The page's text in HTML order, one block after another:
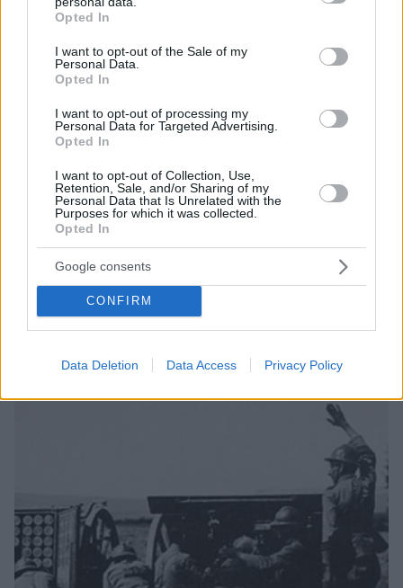
grant or deny consent to Google and its third-party tags to
use your data for below specified purposes in below Google
consent section.
Opted In
I want to opt-out of the Sale of my
Personal Data.
Opted In
I want to opt-out of processing my
Personal Data for Targeted Advertising.
Opted In
I want to opt-out of Collection, Use,
Retention, Sale, and/or Sharing of my
Personal Data that Is Unrelated with the
Purposes for which it was collected.
Opted In
Google consents
CONFIRM
Data Deletion Data Access Privacy Policy
φανταστεί με έναν άνθρωπο τόσα χρόνια, ο γάμος είναι
πολύ καλύτερος απ’ ό,τι περίμενα
πριν 31 λεπτά
Τι θα συμβεί αν πίνουμε ένα σφηνάκι ελαιόλαδο κάθε
μέρα – Απαντά η Λίνσει που το δοκίμασε για 2
εβδομάδες
Δεκαπέντε ταινίες που δεν μπορούμε να σταματήσουμε
να βλέπουμε ξανά και ξανά
πριν 33 λεπτά
ΔΕΙΤΕ ΟΛΕΣ ΤΙΣ ΕΙΔΗΣΕΙΣ
ΤΑ ΠΙΟ ΔΗΜΟΦΙΛΗ